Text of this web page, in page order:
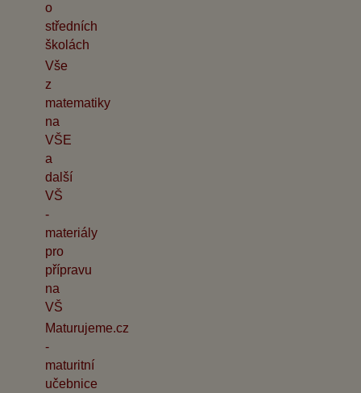
o
středních
školách
Vše
z
matematiky
na
VŠE
a
další
VŠ
-
materiály
pro
přípravu
na
VŠ
Maturujeme.cz
-
maturitní
učebnice